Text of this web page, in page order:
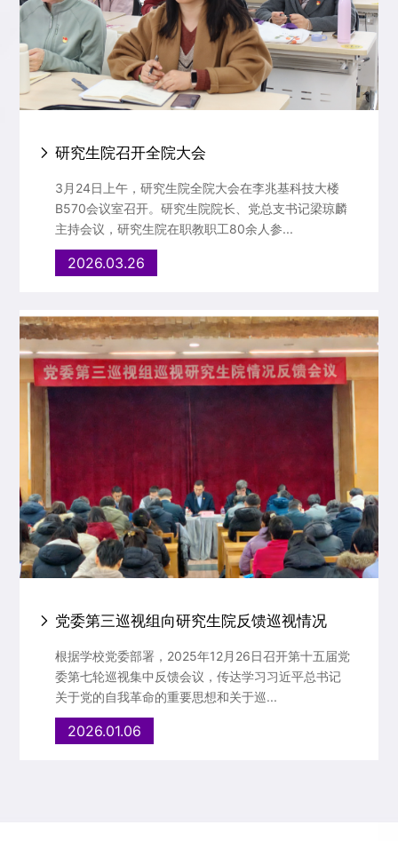
研究生院召开全院大会
3月24日上午，研究生院全院大会在李兆基科技大楼
B570会议室召开。研究生院院长、党总支书记梁琼麟
主持会议，研究生院在职教职工80余人参...
2026.03.26
党委第三巡视组向研究生院反馈巡视情况
根据学校党委部署，2025年12月26日召开第十五届党
委第七轮巡视集中反馈会议，传达学习习近平总书记
关于党的自我革命的重要思想和关于巡...
2026.01.06